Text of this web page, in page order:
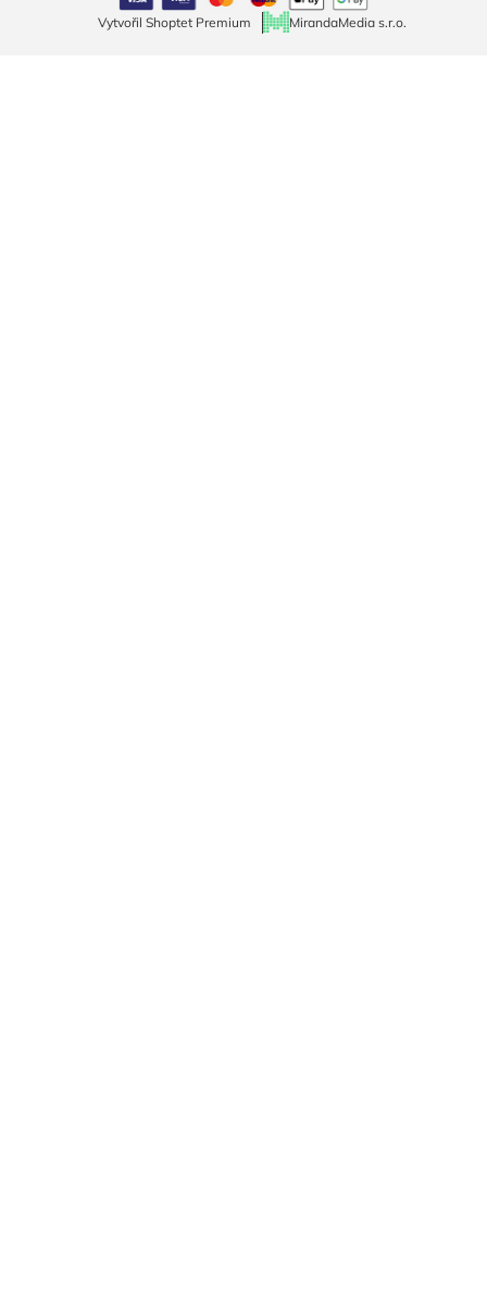
Vytvořil Shoptet Premium MirandaMedia s.r.o.